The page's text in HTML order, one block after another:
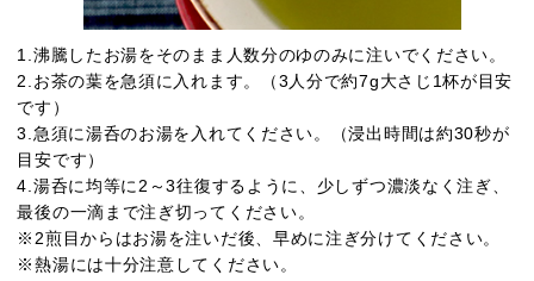
1.沸騰したお湯をそのまま人数分のゆのみに注いでください。
2.お茶の葉を急須に入れます。（3人分で約7g大さじ1杯が目安
です）
3.急須に湯呑のお湯を入れてください。（浸出時間は約30秒が
目安です）
4.湯呑に均等に2～3往復するように、少しずつ濃淡なく注ぎ、
最後の一滴まで注ぎ切ってください。
※2煎目からはお湯を注いだ後、早めに注ぎ分けてください。
※熱湯には十分注意してください。